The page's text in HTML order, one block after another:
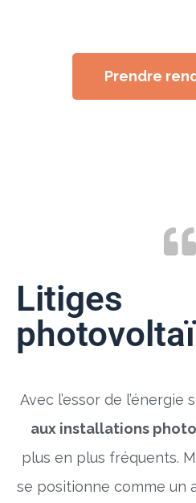
Prendre
Litiges
Avec l’essor de l’énergie
aux installations
plus en plus fréquents.
se positionne comme un